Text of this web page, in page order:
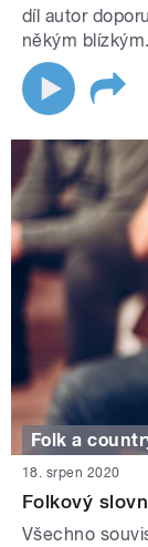
díl autor
někým blízkým.
Folk a
18. srpen 2020
Folkový
Všechno